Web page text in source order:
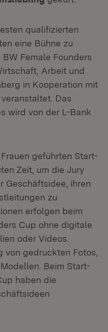
qualifizierten
eine Bühne zu
Female Founders
Arbeit und
in Kooperation mit
Das
wird von der L-Bank
geführten Start-
Zeit, um die Jury
Geschäftsidee, ihren
zu
erfolgen beim
Cup ohne digitale
oder Videos.
von gedruckten Fotos,
Beim Start-
haben die